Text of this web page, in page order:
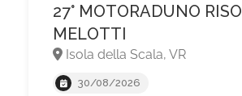
27° MOTORADUNO RISO
MELOTTI
Isola della Scala, VR
30/08/2026